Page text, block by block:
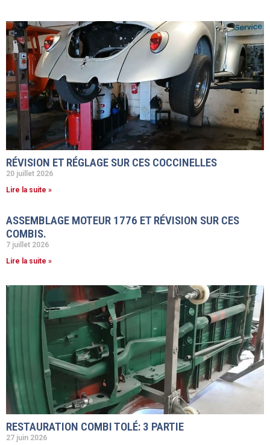
RÉVISION ET RÉGLAGE SUR CES COCCINELLES
20 juillet 2026
Lire la suite »
ASSEMBLAGE MOTEUR 1776 ET RÉVISION SUR CES
COMBIS.
7 juillet 2026
Lire la suite »
RESTAURATION COMBI TOLÉ: 3 PARTIE
27 juin 2026